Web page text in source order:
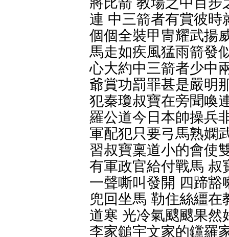
連 中三箭者有賞彼時
個個全裝甲冑耀武揚
馬走如疾風猛雨箭發
心大約中三箭者少中
爺賞功罰罪甚是嚴明
犯秦瓊叔寶在旁聞喚
羅公道今日本帥操兵
軍配犯只要弓馬熟嫻
習叔寶稟道小的會使
有軍政官給付戰馬 叔
一聲嘶叫發開 四蹄豁
兜回坐馬 勒住絲繮
道寒 光冷氣颼颼果然
李家鎚宇文家的钂羅